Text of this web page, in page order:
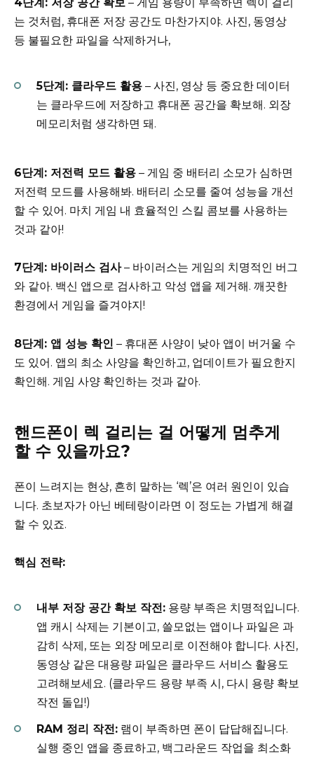
는 것처럼, 휴대폰 저장 공간도 마찬가지야. 사진, 동영상
등 불필요한 파일을 삭제하거나,
5단계: 클라우드 활용 – 사진, 영상 등 중요한 데이터
는 클라우드에 저장하고 휴대폰 공간을 확보해. 외장
메모리처럼 생각하면 돼.
6단계: 저전력 모드 활용 – 게임 중 배터리 소모가 심하면
저전력 모드를 사용해봐. 배터리 소모를 줄여 성능을 개선
할 수 있어. 마치 게임 내 효율적인 스킬 콤보를 사용하는
것과 같아!
7단계: 바이러스 검사– 바이러스는 게임의 치명적인 버그
와 같아. 백신 앱으로 검사하고 악성 앱을 제거해. 깨끗한
환경에서 게임을 즐겨야지!
8단계: 앱 성능 확인 – 휴대폰 사양이 낮아 앱이 버거울 수
도 있어. 앱의 최소 사양을 확인하고, 업데이트가 필요한지
확인해. 게임 사양 확인하는 것과 같아.
핸드폰이 렉 걸리는 걸 어떻게 멈추게
할 수 있을까요?
폰이 느려지는 현상, 흔히 말하는 ‘렉’은 여러 원인이 있습
니다. 초보자가 아닌 베테랑이라면 이 정도는 가볍게 해결
할 수 있죠.
핵심 전략:
내부 저장 공간 확보 작전: 용량 부족은 치명적입니다.
앱 캐시 삭제는 기본이고, 쓸모없는 앱이나 파일은 과
감히 삭제, 또는 외장 메모리로 이전해야 합니다. 사진,
동영상 같은 대용량 파일은 클라우드 서비스 활용도
고려해보세요. (클라우드 용량 부족 시, 다시 용량 확보
작전 돌입!)
RAM 정리 작전: 램이 부족하면 폰이 답답해집니다.
실행 중인 앱을 종료하고, 백그라운드 작업을 최소화